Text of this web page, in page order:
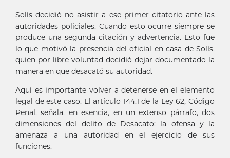
Solís decidió no asistir a ese primer citatorio ante las
autoridades policiales. Cuando esto ocurre siempre se
produce una segunda citación y advertencia. Esto fue
lo que motivó la presencia del oficial en casa de Solís,
quien por libre voluntad decidió dejar documentado la
manera en que desacató su autoridad.
Aquí es importante volver a detenerse en el elemento
legal de este caso. El artículo 144.1 de la Ley 62, Código
Penal, señala, en esencia, en un extenso párrafo, dos
dimensiones del delito de Desacato: la ofensa y la
amenaza a una autoridad en el ejercicio de sus
funciones.